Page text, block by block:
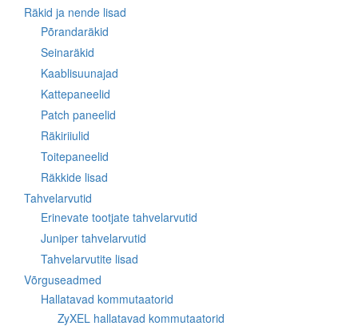
Räkid ja nende lisad
Põrandaräkid
Seinaräkid
Kaablisuunajad
Kattepaneelid
Patch paneelid
Räkiriiulid
Toitepaneelid
Räkkide lisad
Tahvelarvutid
Erinevate tootjate tahvelarvutid
Juniper tahvelarvutid
Tahvelarvutite lisad
Võrguseadmed
Hallatavad kommutaatorid
ZyXEL hallatavad kommutaatorid